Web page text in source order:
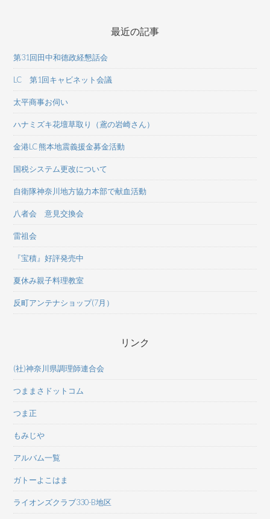
最近の記事
第31回田中和德政経懇話会
LC 第1回キャビネット会議
太平商事お伺い
ハナミズキ花壇草取り（鳶の岩崎さん）
金港LC 熊本地震義援金募金活動
国税システム更改について
自衛隊神奈川地方協力本部で献血活動
八者会 意見交換会
雷祖会
『宝積』好評発売中
夏休み親子料理教室
反町アンテナショップ(7月）
リンク
(社)神奈川県調理師連合会
つままさドットコム
つま正
もみじや
アルバム一覧
ガトーよこはま
ライオンズクラブ330-B地区